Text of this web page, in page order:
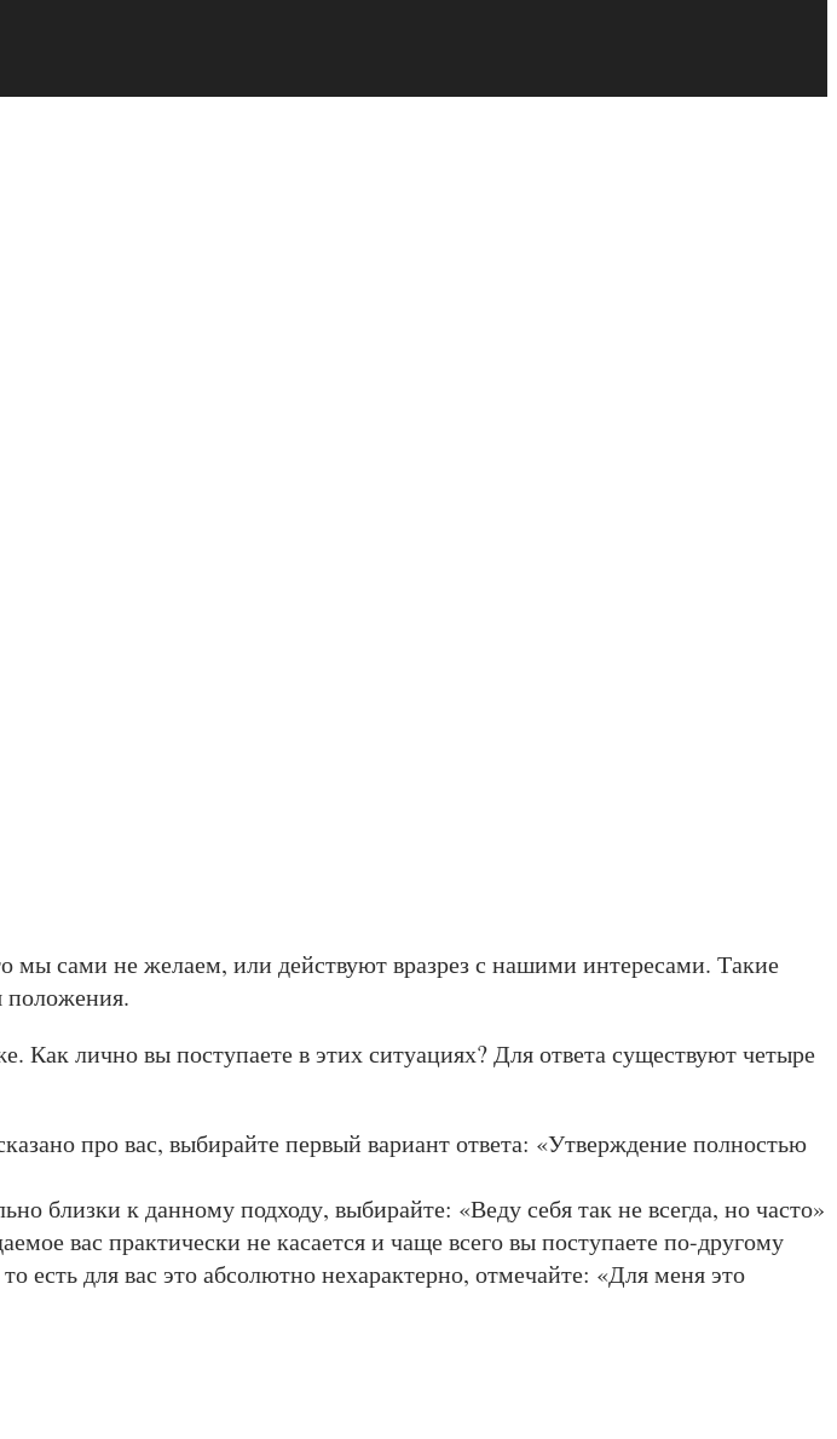
мы сами не желаем, или действуют вразрез с нашими интересами. Такие
положения.
лично вы поступаете в этих ситуациях? Для ответа существуют четыре
про вас, выбирайте первый вариант ответа: «Утверждение полностью
близки к данному подходу, выбирайте: «Веду себя так не всегда, но часто»
вас практически не касается и чаще всего вы поступаете по-другому
есть для вас это абсолютно неха­рактерно, отмечайте: «Для меня это